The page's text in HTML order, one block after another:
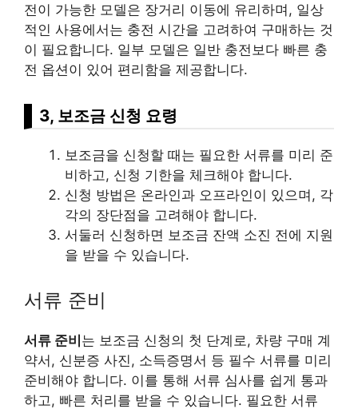
전이 가능한 모델은 장거리 이동에 유리하며, 일상
적인 사용에서는 충전 시간을 고려하여 구매하는 것
이 필요합니다. 일부 모델은 일반 충전보다 빠른 충
전 옵션이 있어 편리함을 제공합니다.
3, 보조금 신청 요령
보조금을 신청할 때는 필요한 서류를 미리 준
비하고, 신청 기한을 체크해야 합니다.
신청 방법은 온라인과 오프라인이 있으며, 각
각의 장단점을 고려해야 합니다.
서둘러 신청하면 보조금 잔액 소진 전에 지원
을 받을 수 있습니다.
서류 준비
서류 준비는 보조금 신청의 첫 단계로, 차량 구매 계
약서, 신분증 사진, 소득증명서 등 필수 서류를 미리
준비해야 합니다. 이를 통해 서류 심사를 쉽게 통과
하고, 빠른 처리를 받을 수 있습니다. 필요한 서류